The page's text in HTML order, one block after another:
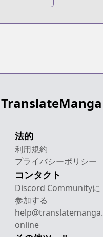
TranslateManga
法的
利用規約
プライバシーポリシー
コンタクト
Discord Communityに
参加する
help@translatemanga.
online